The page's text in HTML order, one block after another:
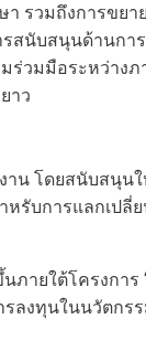
รวมถึงการข
นับสนุนด้านก
วมมือระหว่า
าว
าน โดยสนับสนุนใ
รับการแลกเป
ยใต้โครงการ
งทุนในนวัตกร